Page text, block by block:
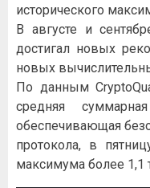
исторического
В августе и
достигал новых
новых
По данным
средняя
обеспечивающая
протокола, в
максимума более 1,1